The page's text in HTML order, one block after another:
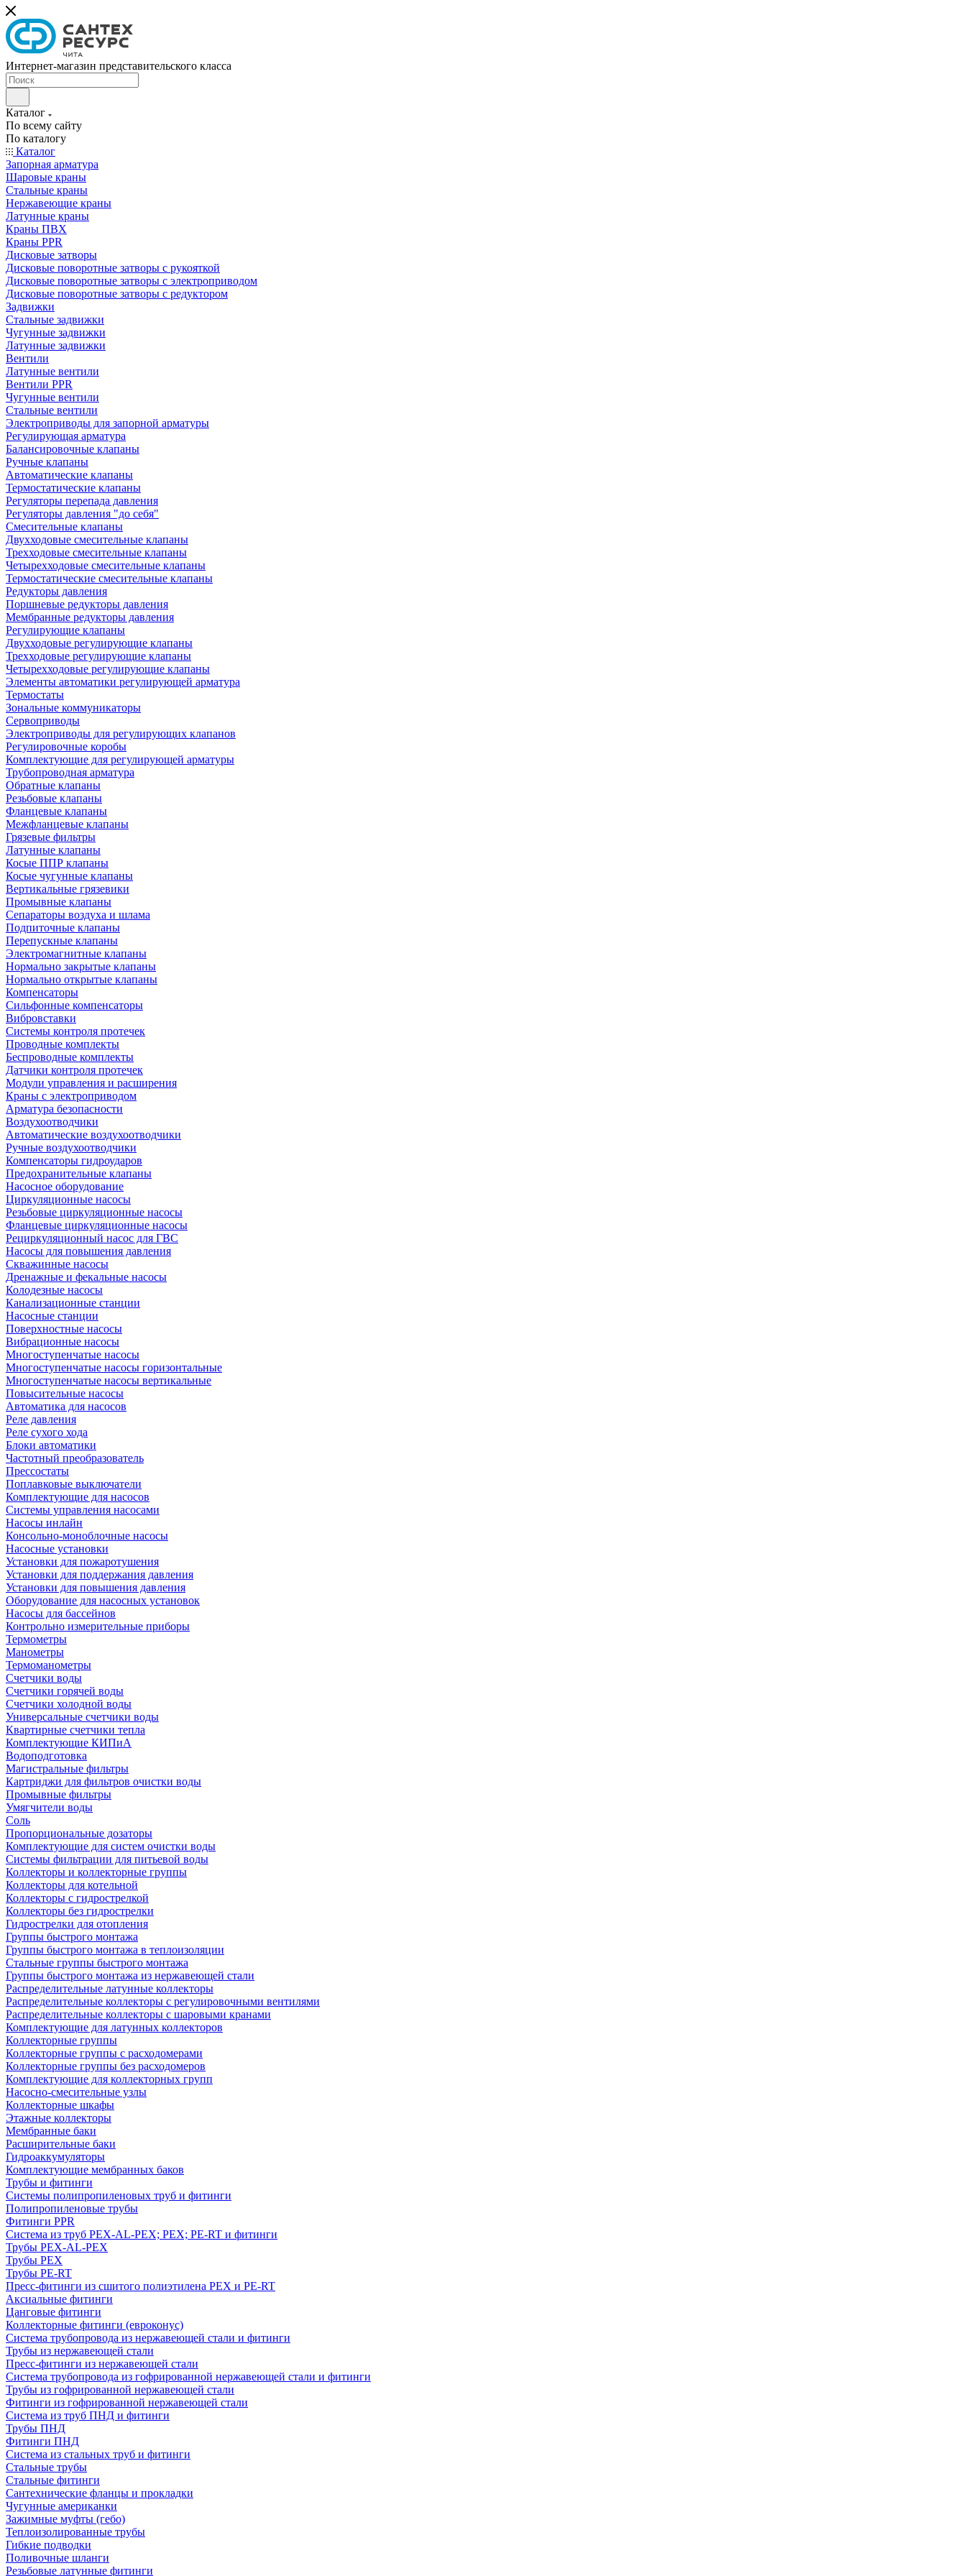
Интернет-магазин представительского класса
Каталог
По всему сайту
По каталогу
Каталог
Запорная арматура
Шаровые краны
Стальные краны
Нержавеющие краны
Латунные краны
Краны ПВХ
Краны PPR
Дисковые затворы
Дисковые поворотные затворы с рукояткой
Дисковые поворотные затворы с электроприводом
Дисковые поворотные затворы с редуктором
Задвижки
Стальные задвижки
Чугунные задвижки
Латунные задвижки
Вентили
Латунные вентили
Вентили PPR
Чугунные вентили
Стальные вентили
Электроприводы для запорной арматуры
Регулирующая арматура
Балансировочные клапаны
Ручные клапаны
Автоматические клапаны
Термостатические клапаны
Регуляторы перепада давления
Регуляторы давления "до себя"
Смесительные клапаны
Двухходовые смесительные клапаны
Трехходовые смесительные клапаны
Четырехходовые смесительные клапаны
Термостатические смесительные клапаны
Редукторы давления
Поршневые редукторы давления
Мембранные редукторы давления
Регулирующие клапаны
Двухходовые регулирующие клапаны
Трехходовые регулирующие клапаны
Четырехходовые регулирующие клапаны
Элементы автоматики регулирующей арматура
Термостаты
Зональные коммуникаторы
Сервоприводы
Электроприводы для регулирующих клапанов
Регулировочные коробы
Комплектующие для регулирующей арматуры
Трубопроводная арматура
Обратные клапаны
Резьбовые клапаны
Фланцевые клапаны
Межфланцевые клапаны
Грязевые фильтры
Латунные клапаны
Косые ППР клапаны
Косые чугунные клапаны
Вертикальные грязевики
Промывные клапаны
Сепараторы воздуха и шлама
Подпиточные клапаны
Перепускные клапаны
Электромагнитные клапаны
Нормально закрытые клапаны
Нормально открытые клапаны
Компенсаторы
Сильфонные компенсаторы
Вибровставки
Системы контроля протечек
Проводные комплекты
Беспроводные комплекты
Датчики контроля протечек
Модули управления и расширения
Краны с электроприводом
Арматура безопасности
Воздухоотводчики
Автоматические воздухоотводчики
Ручные воздухоотводчики
Компенсаторы гидроударов
Предохранительные клапаны
Насосное оборудование
Циркуляционные насосы
Резьбовые циркуляционные насосы
Фланцевые циркуляционные насосы
Рециркуляционный насос для ГВС
Насосы для повышения давления
Скважинные насосы
Дренажные и фекальные насосы
Колодезные насосы
Канализационные станции
Насосные станции
Поверхностные насосы
Вибрационные насосы
Многоступенчатые насосы
Многоступенчатые насосы горизонтальные
Многоступенчатые насосы вертикальные
Повысительные насосы
Автоматика для насосов
Реле давления
Реле сухого хода
Блоки автоматики
Частотный преобразователь
Прессостаты
Поплавковые выключатели
Комплектующие для насосов
Системы управления насосами
Насосы инлайн
Консольно-моноблочные насосы
Насосные установки
Установки для пожаротушения
Установки для поддержания давления
Установки для повышения давления
Оборудование для насосных установок
Насосы для бассейнов
Контрольно измерительные приборы
Термометры
Манометры
Термоманометры
Счетчики воды
Счетчики горячей воды
Счетчики холодной воды
Универсальные счетчики воды
Квартирные счетчики тепла
Комплектующие КИПиА
Водоподготовка
Магистральные фильтры
Картриджи для фильтров очистки воды
Промывные фильтры
Умягчители воды
Соль
Пропорциональные дозаторы
Комплектующие для систем очистки воды
Системы фильтрации для питьевой воды
Коллекторы и коллекторные группы
Коллекторы для котельной
Коллекторы с гидрострелкой
Коллекторы без гидрострелки
Гидрострелки для отопления
Группы быстрого монтажа
Группы быстрого монтажа в теплоизоляции
Стальные группы быстрого монтажа
Группы быстрого монтажа из нержавеющей стали
Распределительные латунные коллекторы
Распределительные коллекторы с регулировочными вентилями
Распределительные коллекторы с шаровыми кранами
Комплектующие для латунных коллекторов
Коллекторные группы
Коллекторные группы с расходомерами
Коллекторные группы без расходомеров
Комплектующие для коллекторных групп
Насосно-смесительные узлы
Коллекторные шкафы
Этажные коллекторы
Мембранные баки
Расширительные баки
Гидроаккумуляторы
Комплектующие мембранных баков
Трубы и фитинги
Системы полипропиленовых труб и фитинги
Полипропиленовые трубы
Фитинги PPR
Система из труб PEX-AL-PEX; PEX; PE-RT и фитинги
Трубы PEX-AL-PEX
Трубы PEX
Трубы PE-RT
Пресс-фитинги из сшитого полиэтилена PEX и PE-RT
Аксиальные фитинги
Цанговые фитинги
Коллекторные фитинги (евроконус)
Система трубопровода из нержавеющей стали и фитинги
Трубы из нержавеющей стали
Пресс-фитинги из нержавеющей стали
Система трубопровода из гофрированной нержавеющей стали и фитинги
Трубы из гофрированной нержавеющей стали
Фитинги из гофрированной нержавеющей стали
Система из труб ПНД и фитинги
Трубы ПНД
Фитинги ПНД
Система из стальных труб и фитинги
Стальные трубы
Стальные фитинги
Сантехнические фланцы и прокладки
Чугунные американки
Зажимные муфты (гебо)
Теплоизолированные трубы
Гибкие подводки
Поливочные шланги
Резьбовые латунные фитинги